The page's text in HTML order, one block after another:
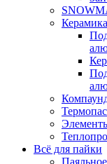
Керамика
Всё для пайки